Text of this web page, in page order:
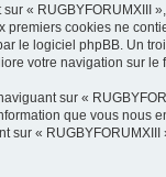
«
cookies ne
le logiciel phpBB. Un
votre navigation sur le
sur «
que vous
«